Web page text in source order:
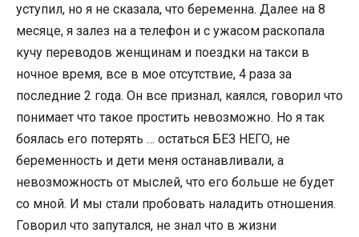
уступил, но я не сказала, что беременна. Далее на 8
месяце, я залез на а телефон и с ужасом раскопала
кучу переводов женщинам и поездки на такси в
ночное время, все в мое отсутствие, 4 раза за
последние 2 года. Он все признал, каялся, говорил что
понимает что такое простить невозможно. Но я так
боялась его потерять … остаться БЕЗ НЕГО, не
беременность и дети меня останавливали, а
невозможность от мыслей, что его больше не будет
со мной. И мы стали пробовать наладить отношения.
Говорил что запутался, не знал что в жизни